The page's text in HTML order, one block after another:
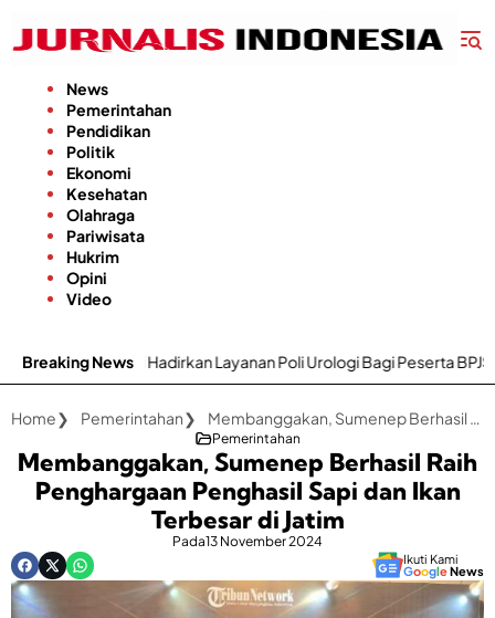
konten
News
Pemerintahan
Pendidikan
Politik
Ekonomi
Kesehatan
Olahraga
Pariwisata
Hukrim
Opini
Video
Breaking News
Layanan Poli Urologi Bagi Peserta BPJS Kesehatan
Home Pemerintahan Membanggakan, Sumenep Berhasil Raih Penghargaan Penghasil Sapi dan Ikan Terbesar di Jatim
Pemerintahan
Membanggakan, Sumenep Berhasil Raih
Penghargaan Penghasil Sapi dan Ikan
Terbesar di Jatim
Pada13 November 2024
Ikuti Kami
GoogleNews